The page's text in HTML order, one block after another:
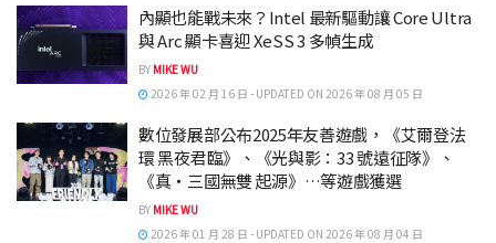
內顯也能戰未來？Intel 最新驅動讓 Core Ultra
與 Arc 顯卡喜迎 XeSS 3 多幀生成
BY MIKE WU
2026 年 02 月 16 日 - UPDATED ON 2026 年 08 月 05 日
數位發展部公布2025年友善遊戲，《艾爾登法
環 黑夜君臨》、《光與影：33 號遠征隊》、
《真‧三國無雙 起源》…等遊戲獲選
BY MIKE WU
2026 年 01 月 28 日 - UPDATED ON 2026 年 08 月 04 日